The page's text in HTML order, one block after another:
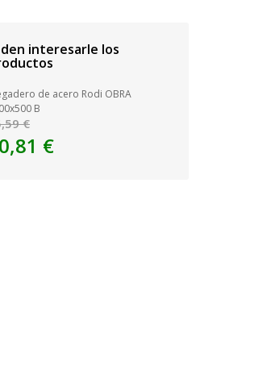
interesarle los
de acero Rodi OBRA
B
€
€